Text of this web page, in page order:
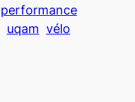
performance
uqam vélo